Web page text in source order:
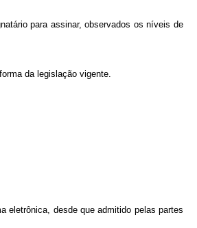
para assinar, observados os níveis de
da legislação vigente.
eletrônica, desde que admitido pelas partes